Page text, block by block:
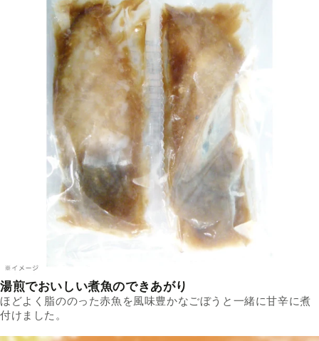
湯煎でおいしい煮魚のできあがり
ほどよく脂ののった赤魚を風味豊かなごぼうと一緒に甘辛に煮
付けました。